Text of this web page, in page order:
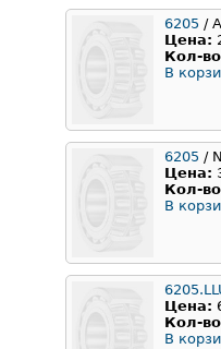
6205 /
Цена:
Кол-
В
6205 /
Цена:
Кол-
В
Цена:
Кол-
В